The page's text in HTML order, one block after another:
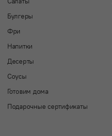
Булгеры
Фри
Напитки
Десерты
Соусы
Готовим дома
Подарочные сертификаты